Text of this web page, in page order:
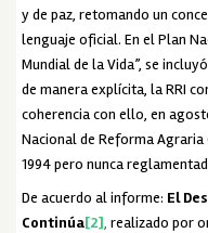
y de paz, retomando un
lenguaje oficial. En el Plan
Mundial de la Vida”, se
de manera explícita, la RRI
coherencia con ello, en
Nacional de Reforma Agraria
1994 pero nunca
De acuerdo al informe: El
Continúa[2], realizado por